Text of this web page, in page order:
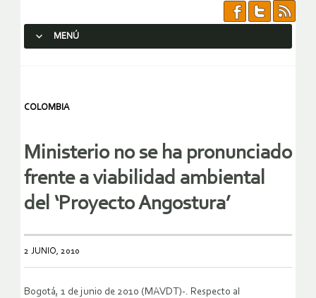
MENÚ
COLOMBIA
Ministerio no se ha pronunciado
frente a viabilidad ambiental
del ‘Proyecto Angostura’
2 JUNIO, 2010
Bogotá, 1 de junio de 2010 (MAVDT)-. Respecto al